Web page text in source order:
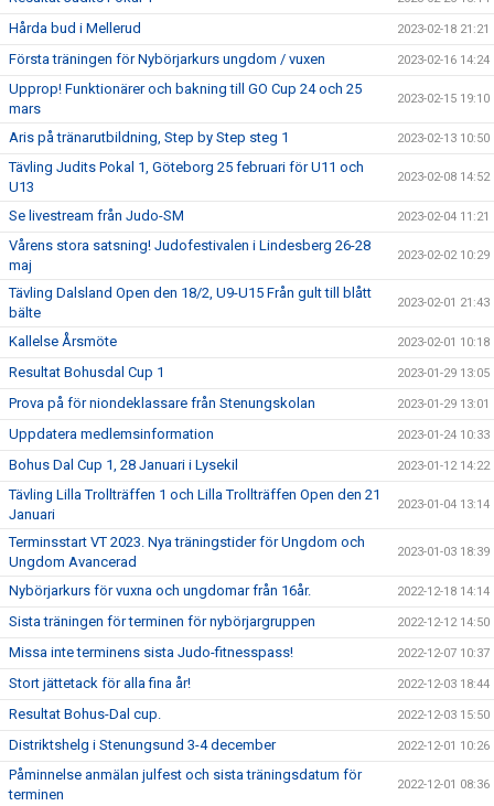
Hårda bud i Mellerud 2023-02-18 21:21
Första träningen för Nybörjarkurs ungdom / vuxen 2023-02-16 14:24
Upprop! Funktionärer och bakning till GO Cup 24 och 25
mars
2023-02-15 19:10
Aris på tränarutbildning, Step by Step steg 1 2023-02-13 10:50
Tävling Judits Pokal 1, Göteborg 25 februari för U11 och
U13
2023-02-08 14:52
Se livestream från Judo-SM 2023-02-04 11:21
Vårens stora satsning! Judofestivalen i Lindesberg 26-28
maj
2023-02-02 10:29
Tävling Dalsland Open den 18/2, U9-U15 Från gult till blått
bälte
2023-02-01 21:43
Kallelse Årsmöte 2023-02-01 10:18
Resultat Bohusdal Cup 1 2023-01-29 13:05
Prova på för niondeklassare från Stenungskolan 2023-01-29 13:01
Uppdatera medlemsinformation 2023-01-24 10:33
Bohus Dal Cup 1, 28 Januari i Lysekil 2023-01-12 14:22
Tävling Lilla Trollträffen 1 och Lilla Trollträffen Open den 21
Januari
2023-01-04 13:14
Terminsstart VT 2023. Nya träningstider för Ungdom och
Ungdom Avancerad
2023-01-03 18:39
Nybörjarkurs för vuxna och ungdomar från 16år. 2022-12-18 14:14
Sista träningen för terminen för nybörjargruppen 2022-12-12 14:50
Missa inte terminens sista Judo-fitnesspass! 2022-12-07 10:37
Stort jättetack för alla fina år! 2022-12-03 18:44
Resultat Bohus-Dal cup. 2022-12-03 15:50
Distriktshelg i Stenungsund 3-4 december 2022-12-01 10:26
Påminnelse anmälan julfest och sista träningsdatum för
terminen
2022-12-01 08:36